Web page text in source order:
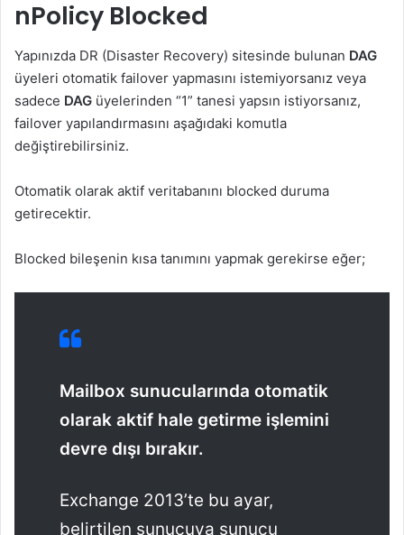
nPolicy Blocked
Yapınızda DR (Disaster Recovery) sitesinde bulunan DAG
üyeleri otomatik failover yapmasını istemiyorsanız veya
sadece DAG üyelerinden “1” tanesi yapsın istiyorsanız,
failover yapılandırmasını aşağıdaki komutla
değiştirebilirsiniz.
Otomatik olarak aktif veritabanını blocked duruma
getirecektir.
Blocked bileşenin kısa tanımını yapmak gerekirse eğer;
Mailbox sunucularında otomatik
olarak aktif hale getirme işlemini
devre dışı bırakır.
Exchange 2013’te bu ayar,
belirtilen sunucuya sunucu